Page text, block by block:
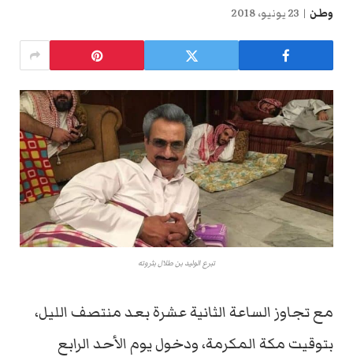
وطن 23 يونيو، 2018
تبرع الوليد بن طلال بثروته
مع تجاوز الساعة الثانية عشرة بعد منتصف الليل،
بتوقيت مكة المكرمة، ودخول يوم الأحد الرابع